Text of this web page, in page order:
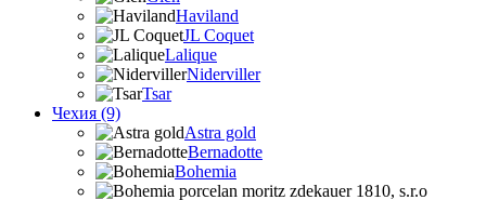
Haviland
JL Coquet
Lalique
Niderviller
Tsar
Чехия (9)
Astra gold
Bernadotte
Bohemia